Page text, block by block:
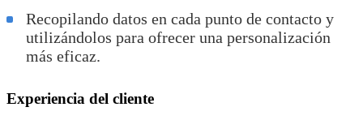
Recopilando datos en cada punto de contacto y
utilizándolos para ofrecer una personalización
más eficaz.
Experiencia del cliente